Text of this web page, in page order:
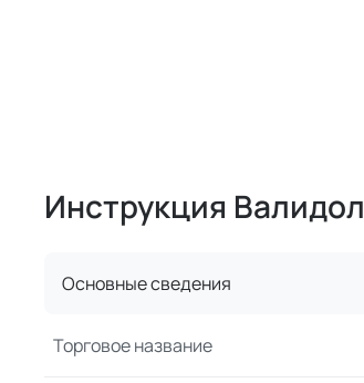
Инструкция Валидол
Основные сведения
Торговое название